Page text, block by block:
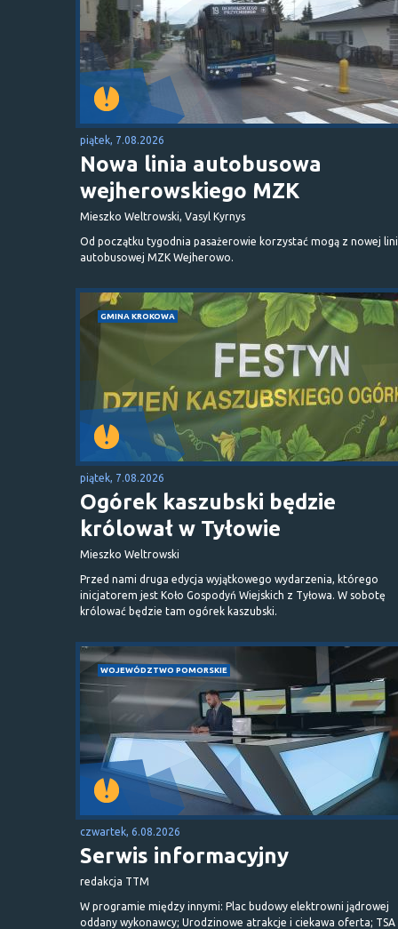
piątek, 7.08.2026
Nowa linia autobusowa
wejherowskiego MZK
Mieszko Weltrowski, Vasyl Kyrnys
Od początku tygodnia pasażerowie korzystać mogą z nowej
autobusowej MZK Wejherowo.
GMINA KROKOWA
piątek, 7.08.2026
Ogórek kaszubski będzie
królował w Tyłowie
Mieszko Weltrowski
Przed nami druga edycja wyjątkowego wydarzenia, którego
inicjatorem jest Koło Gospodyń Wiejskich z Tyłowa. W sobotę
królować będzie tam ogórek kaszubski.
WOJEWÓDZTWO POMORSKIE
czwartek, 6.08.2026
Serwis informacyjny
redakcja TTM
W programie między innymi: Plac budowy elektrowni jądrowej
oddany wykonawcy; Urodzinowe atrakcje i ciekawa oferta; TSA